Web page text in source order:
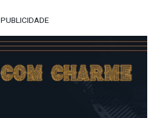
PUBLICIDADE